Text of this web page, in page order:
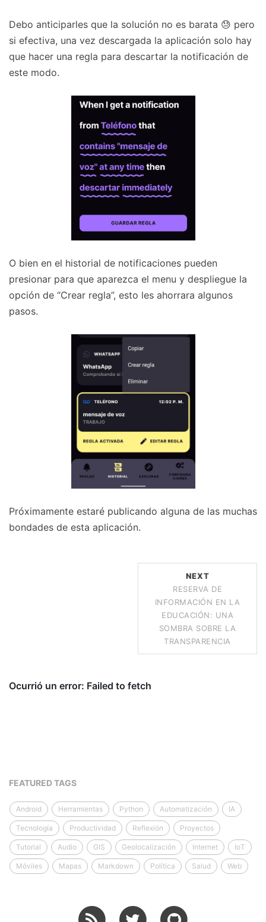
Debo anticiparles que la solución no es barata 😓 pero
si efectiva, una vez descargada la aplicación solo hay
que hacer una regla para descartar la notificación de
este modo.
O bien en el historial de notificaciones pueden
presionar para que aparezca el menu y despliegue la
opción de “Crear regla”, esto les ahorrara algunos
pasos.
Próximamente estaré publicando alguna de las muchas
bondades de esta aplicación.
NEXT
RESERVA DE
INFORMACIÓN EN LA
EDUCACIÓN: UNA
SOMBRA SOBRE LA
TRANSPARENCIA
FEATURED TAGS
Android Herramientas Python Automatización IA
Tecnología Productividad Reflexión Proyectos
Tutorial Audio GIS Geolocalización Internet IoT
Móviles Mapas Markdown Política Salud Web